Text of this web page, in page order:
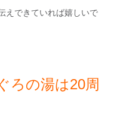
えできていれば嬉しいで
ろの湯は20周